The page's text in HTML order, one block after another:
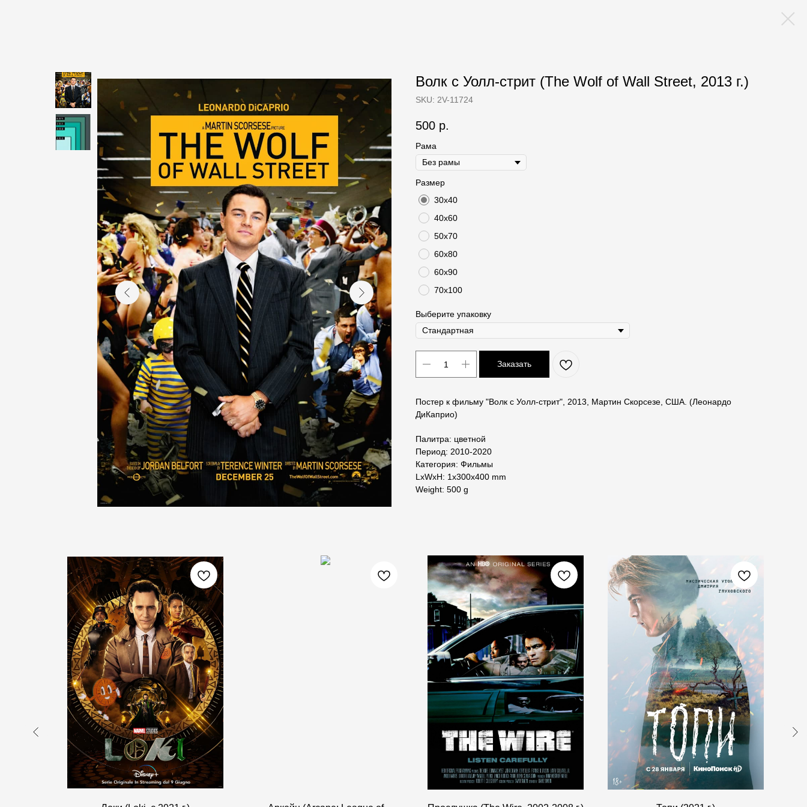
Волк с Уолл-стрит (The Wolf of Wall Street, 2013 г.)
SKU: 2V-11724
500 р.
Рама
Размер
30х40
40х60
50х70
60х80
60х90
70х100
Выберите упаковку
Заказать
Постер к фильму "Волк с Уолл-стрит", 2013, Мартин Скорсезе, США. (Леонардо
ДиКаприо)
Палитра: цветной
Период: 2010-2020
Категория: Фильмы
LxWxH: 1x300x400 mm
Weight: 500 g